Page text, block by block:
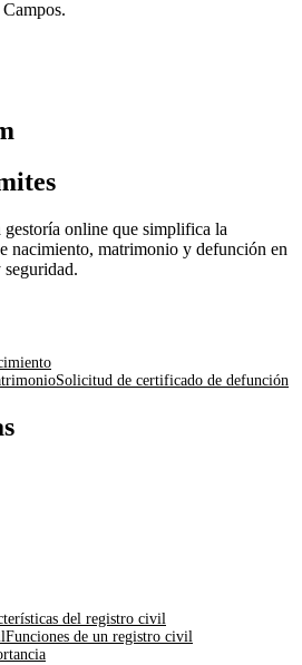
.
gestoría online que simplifica la
nacimiento, matrimonio y defunción en
Solicitud de certificado de defunción
del registro civil
Funciones de un registro civil